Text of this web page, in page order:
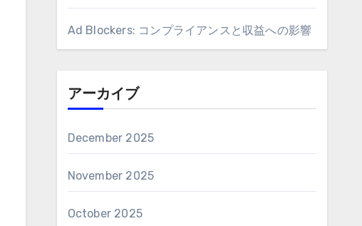
Ad Blockers: コンプライアンスと収益への影響
アーカイブ
December 2025
November 2025
October 2025